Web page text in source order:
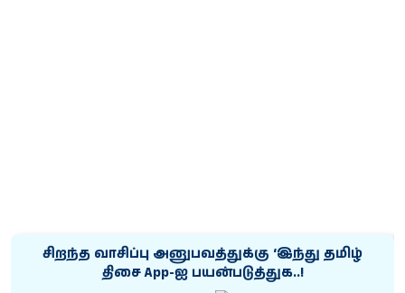
சிறந்த வாசிப்பு அனுபவத்துக்கு ‘இந்து தமிழ்
திசை App-ஐ பயன்படுத்துக..!